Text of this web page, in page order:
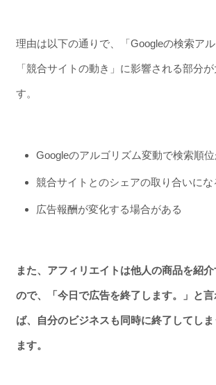
理由は以下の通りで、「Googleの検索ア
「競合サイトの動き」に影響される部分
す。
Googleのアルゴリズム変動で検索順
競合サイトとのシェアの取り合いにな
広告報酬が変化する場合がある
また、アフィリエイトは他人の商品を紹
ので、「今日で広告を終了します。」と言
ば、自分のビジネスも同時に終了してし
ます。